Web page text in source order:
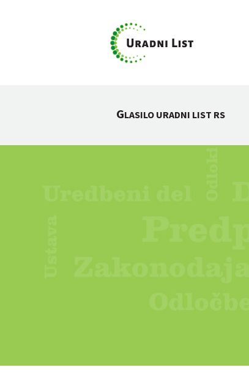
GLASILO URADNI LIST RS